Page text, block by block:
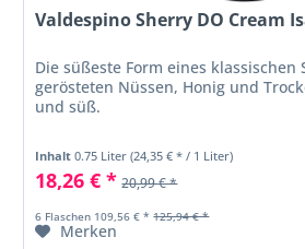
Valdespino Sherry DO Cream
Die süßeste Form eines klassischen
gerösteten Nüssen, Honig und
und süß.
Inhalt0.75 Liter(24,35 € * / 1 Liter)
18,26 € * 20,99 € *
6 Flaschen 109,56 € * 125,94 € *
Merken